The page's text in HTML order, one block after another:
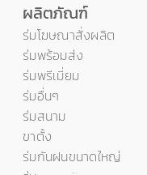
ผลิตภัณฑ์
ร่มโฆษณาสั่งผลิต
ร่มพร้อมส่ง
ร่มพรีเมี่ยม
ร่มอื่นๆ
ร่มสนาม
ขาตั้ง
ร่มกันฝนขนาดใหญ่